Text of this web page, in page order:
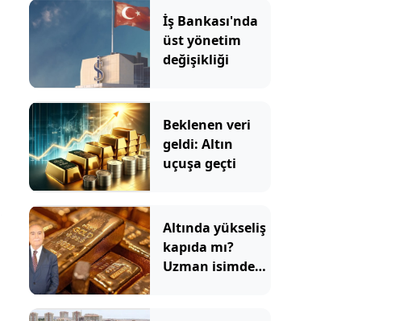
İş Bankası'nda
üst yönetim
değişikliği
Beklenen veri
geldi: Altın
uçuşa geçti
Altında yükseliş
kapıda mı?
Uzman isimden